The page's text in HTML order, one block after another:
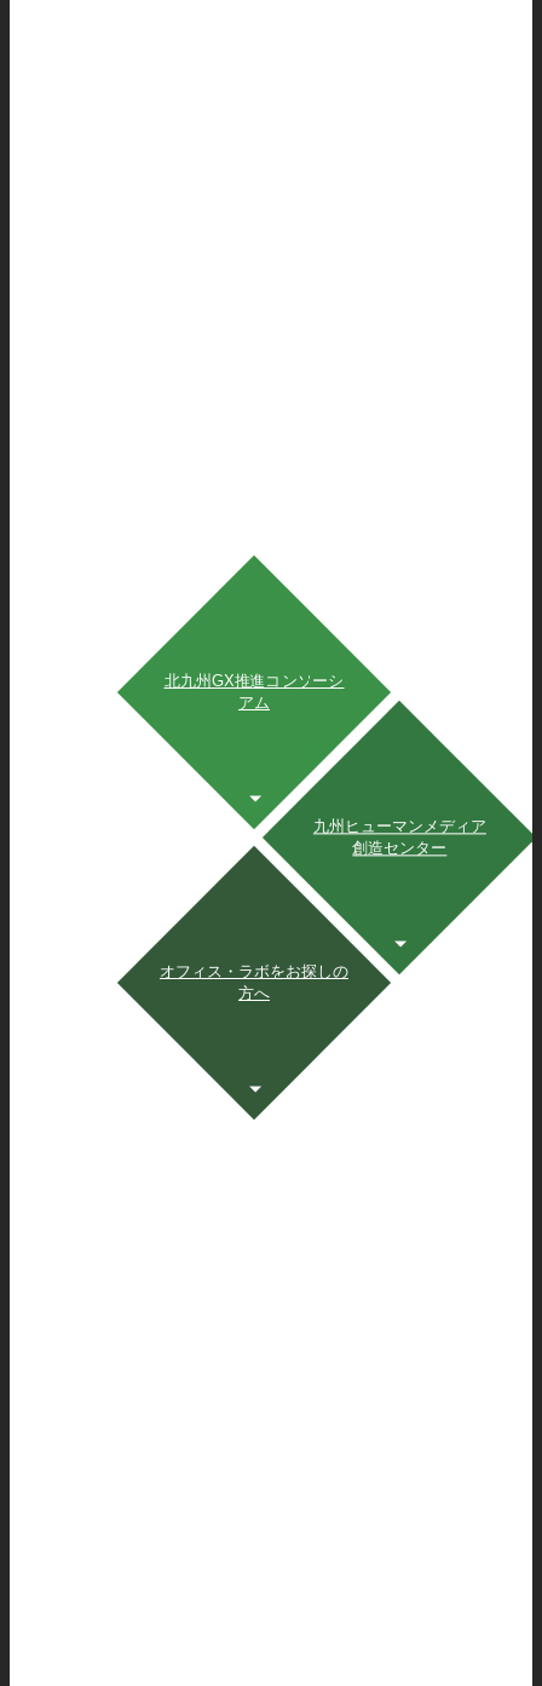
北九州GX推進コンソーシ
アム
九州ヒューマンメディア
創造センター
オフィス・ラボをお探しの
方へ